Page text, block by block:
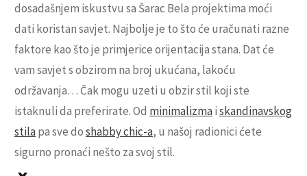
dosadašnjem iskustvu sa Šarac Bela projektima moći
dati koristan savjet. Najbolje je to što će uračunati razne
faktore kao što je primjerice orijentacija stana. Dat će
vam savjet s obzirom na broj ukućana, lakoću
održavanja… Čak mogu uzeti u obzir stil koji ste
istaknuli da preferirate. Od minimalizmaiskandinavskog
stilapa sve doshabby chic-a, u našoj radionici ćete
sigurno pronaći nešto za svoj stil.